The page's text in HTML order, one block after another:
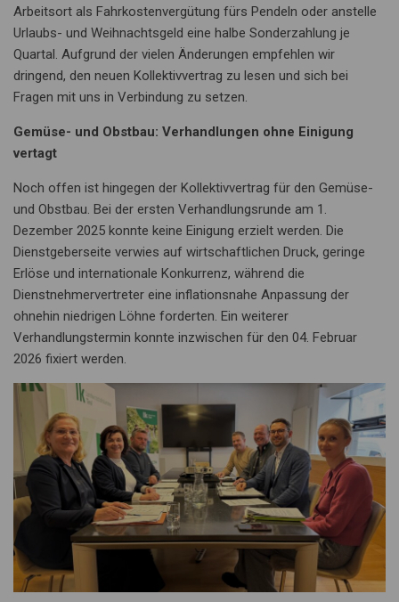
Arbeitsort als Fahrkostenvergütung fürs Pendeln oder anstelle
Urlaubs- und Weihnachtsgeld eine halbe Sonderzahlung je
Quartal. Aufgrund der vielen Änderungen empfehlen wir
dringend, den neuen Kollektivvertrag zu lesen und sich bei
Fragen mit uns in Verbindung zu setzen.
Gemüse- und Obstbau: Verhandlungen ohne Einigung
vertagt
Noch offen ist hingegen der Kollektivvertrag für den Gemüse-
und Obstbau. Bei der ersten Verhandlungsrunde am 1.
Dezember 2025 konnte keine Einigung erzielt werden. Die
Dienstgeberseite verwies auf wirtschaftlichen Druck, geringe
Erlöse und internationale Konkurrenz, während die
Dienstnehmervertreter eine inflationsnahe Anpassung der
ohnehin niedrigen Löhne forderten. Ein weiterer
Verhandlungstermin konnte inzwischen für den 04. Februar
2026 fixiert werden.